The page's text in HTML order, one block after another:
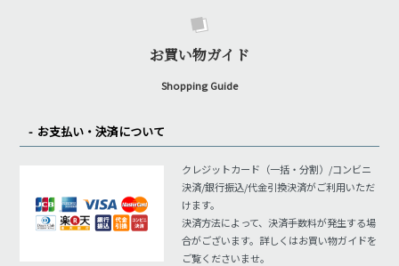
お買い物ガイド
Shopping Guide
お支払い・決済について
クレジットカード（一括・分割）/コンビニ
決済/銀行振込/代金引換決済がご利用いただ
けます。
決済方法によって、決済手数料が発生する場
合がございます。詳しくはお買い物ガイドを
ご覧くださいませ。